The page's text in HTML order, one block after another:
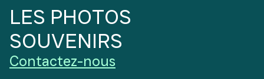
LES PHOTOS
SOUVENIRS
Contactez-nous